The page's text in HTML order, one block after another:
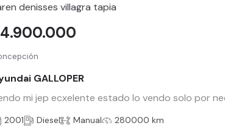
denisses villagra tapia
GALLOPER
mi jep ecxelente estado lo vendo solo por
2001 Diesel Manual 280000 km